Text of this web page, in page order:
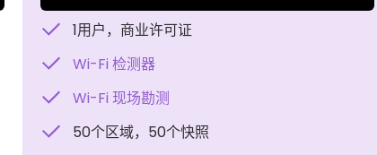
1用户，商业许可证
Wi-Fi 检测器
Wi-Fi 现场勘测
50个区域，50个快照